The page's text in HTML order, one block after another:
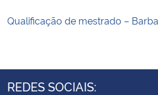
Qualificação de mestrado –
REDES SOCIAIS: